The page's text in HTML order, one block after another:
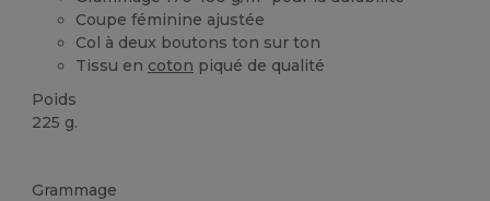
Coupe féminine ajustée
Col à deux boutons ton sur ton
Tissu en coton piqué de qualité
Poids
225 g.
Grammage